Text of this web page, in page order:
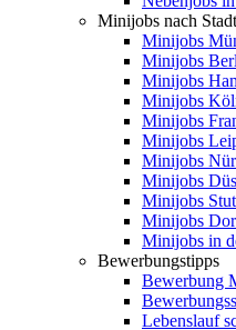
Minijobs nach Stadt
Minijobs
Minijobs
Minijobs
Minijobs
Minijobs
Minijobs
Minijobs
Minijobs
Minijobs
Minijobs
Minijobs in
Bewerbungstipps
Bewerbung
Lebenslauf